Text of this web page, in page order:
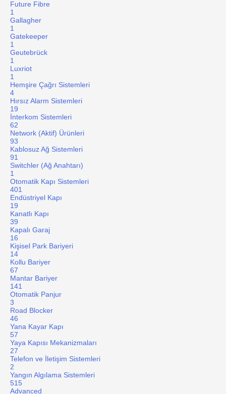
Future Fibre
1
Gallagher
1
Gatekeeper
1
Geutebrück
1
Luxriot
1
Hemşire Çağrı Sistemleri
4
Hırsız Alarm Sistemleri
19
İnterkom Sistemleri
62
Network (Aktif) Ürünleri
93
Kablosuz Ağ Sistemleri
91
Switchler (Ağ Anahtarı)
1
Otomatik Kapı Sistemleri
401
Endüstriyel Kapı
19
Kanatlı Kapı
39
Kapalı Garaj
16
Kişisel Park Bariyeri
14
Kollu Bariyer
67
Mantar Bariyer
141
Otomatik Panjur
3
Road Blocker
46
Yana Kayar Kapı
57
Yaya Kapısı Mekanizmaları
27
Telefon ve İletişim Sistemleri
2
Yangın Algılama Sistemleri
515
Advanced